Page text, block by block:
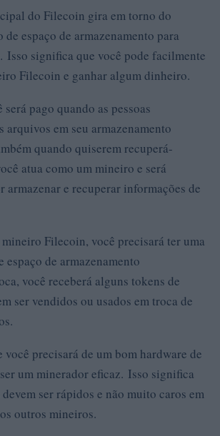
do Filecoin gira em torno do
espaço de armazenamento para
Isso significa que você pode facilmente
Filecoin e ganhar algum dinheiro.
será pago quando as pessoas
arquivos em seu armazenamento
quando quiserem recuperá-
atua como um mineiro e será
armazenar e recuperar informações de
mineiro Filecoin, você precisará ter uma
espaço de armazenamento
você receberá alguns tokens de
ser vendidos ou usados ​​em troca de
precisará de um bom hardware de
um minerador eficaz. Isso significa
ser rápidos e não muito caros em
outros mineiros.